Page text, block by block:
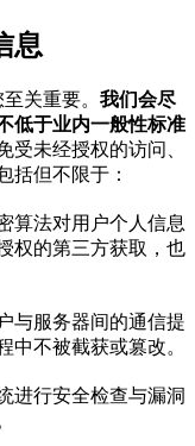
息
关重要。 我们会尽
低于业内一般性标准
受未经授权的访问、
括但不限于：
算法对用户个人信息
权的第三方获取，也
与服务器间的通信提
中不被截获或篡改。
进行安全检查与漏洞